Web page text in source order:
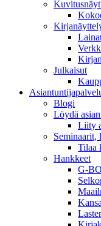
Julkaisut
Blogi
Löydä
Liity
Seminaarit,
Tilaa
Hankkeet
G-